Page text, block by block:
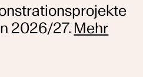
2026/27. Mehr